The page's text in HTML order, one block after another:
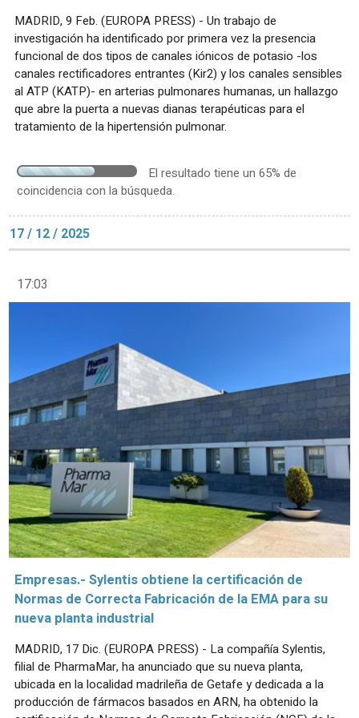
MADRID, 9 Feb. (EUROPA PRESS) - Un trabajo de
investigación ha identificado por primera vez la presencia
funcional de dos tipos de canales iónicos de potasio -los
canales rectificadores entrantes (Kir2) y los canales sensibles
al ATP (KATP)- en arterias pulmonares humanas, un hallazgo
que abre la puerta a nuevas dianas terapéuticas para el
tratamiento de la hipertensión pulmonar.
El resultado tiene un 65% de
coincidencia con la búsqueda.
17 / 12 / 2025
17:03
Empresas.- Sylentis obtiene la certificación de
Normas de Correcta Fabricación de la EMA para su
nueva planta industrial
MADRID, 17 Dic. (EUROPA PRESS) - La compañía Sylentis,
filial de PharmaMar, ha anunciado que su nueva planta,
ubicada en la localidad madrileña de Getafe y dedicada a la
producción de fármacos basados en ARN, ha obtenido la